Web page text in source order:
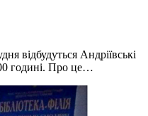
відбудуться Андріївські
годині. Про це…